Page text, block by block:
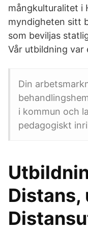
mångkulturalitet i
myndigheten sitt
som beviljas
Vår utbildning var
Din
i kommun och
pedagogiskt